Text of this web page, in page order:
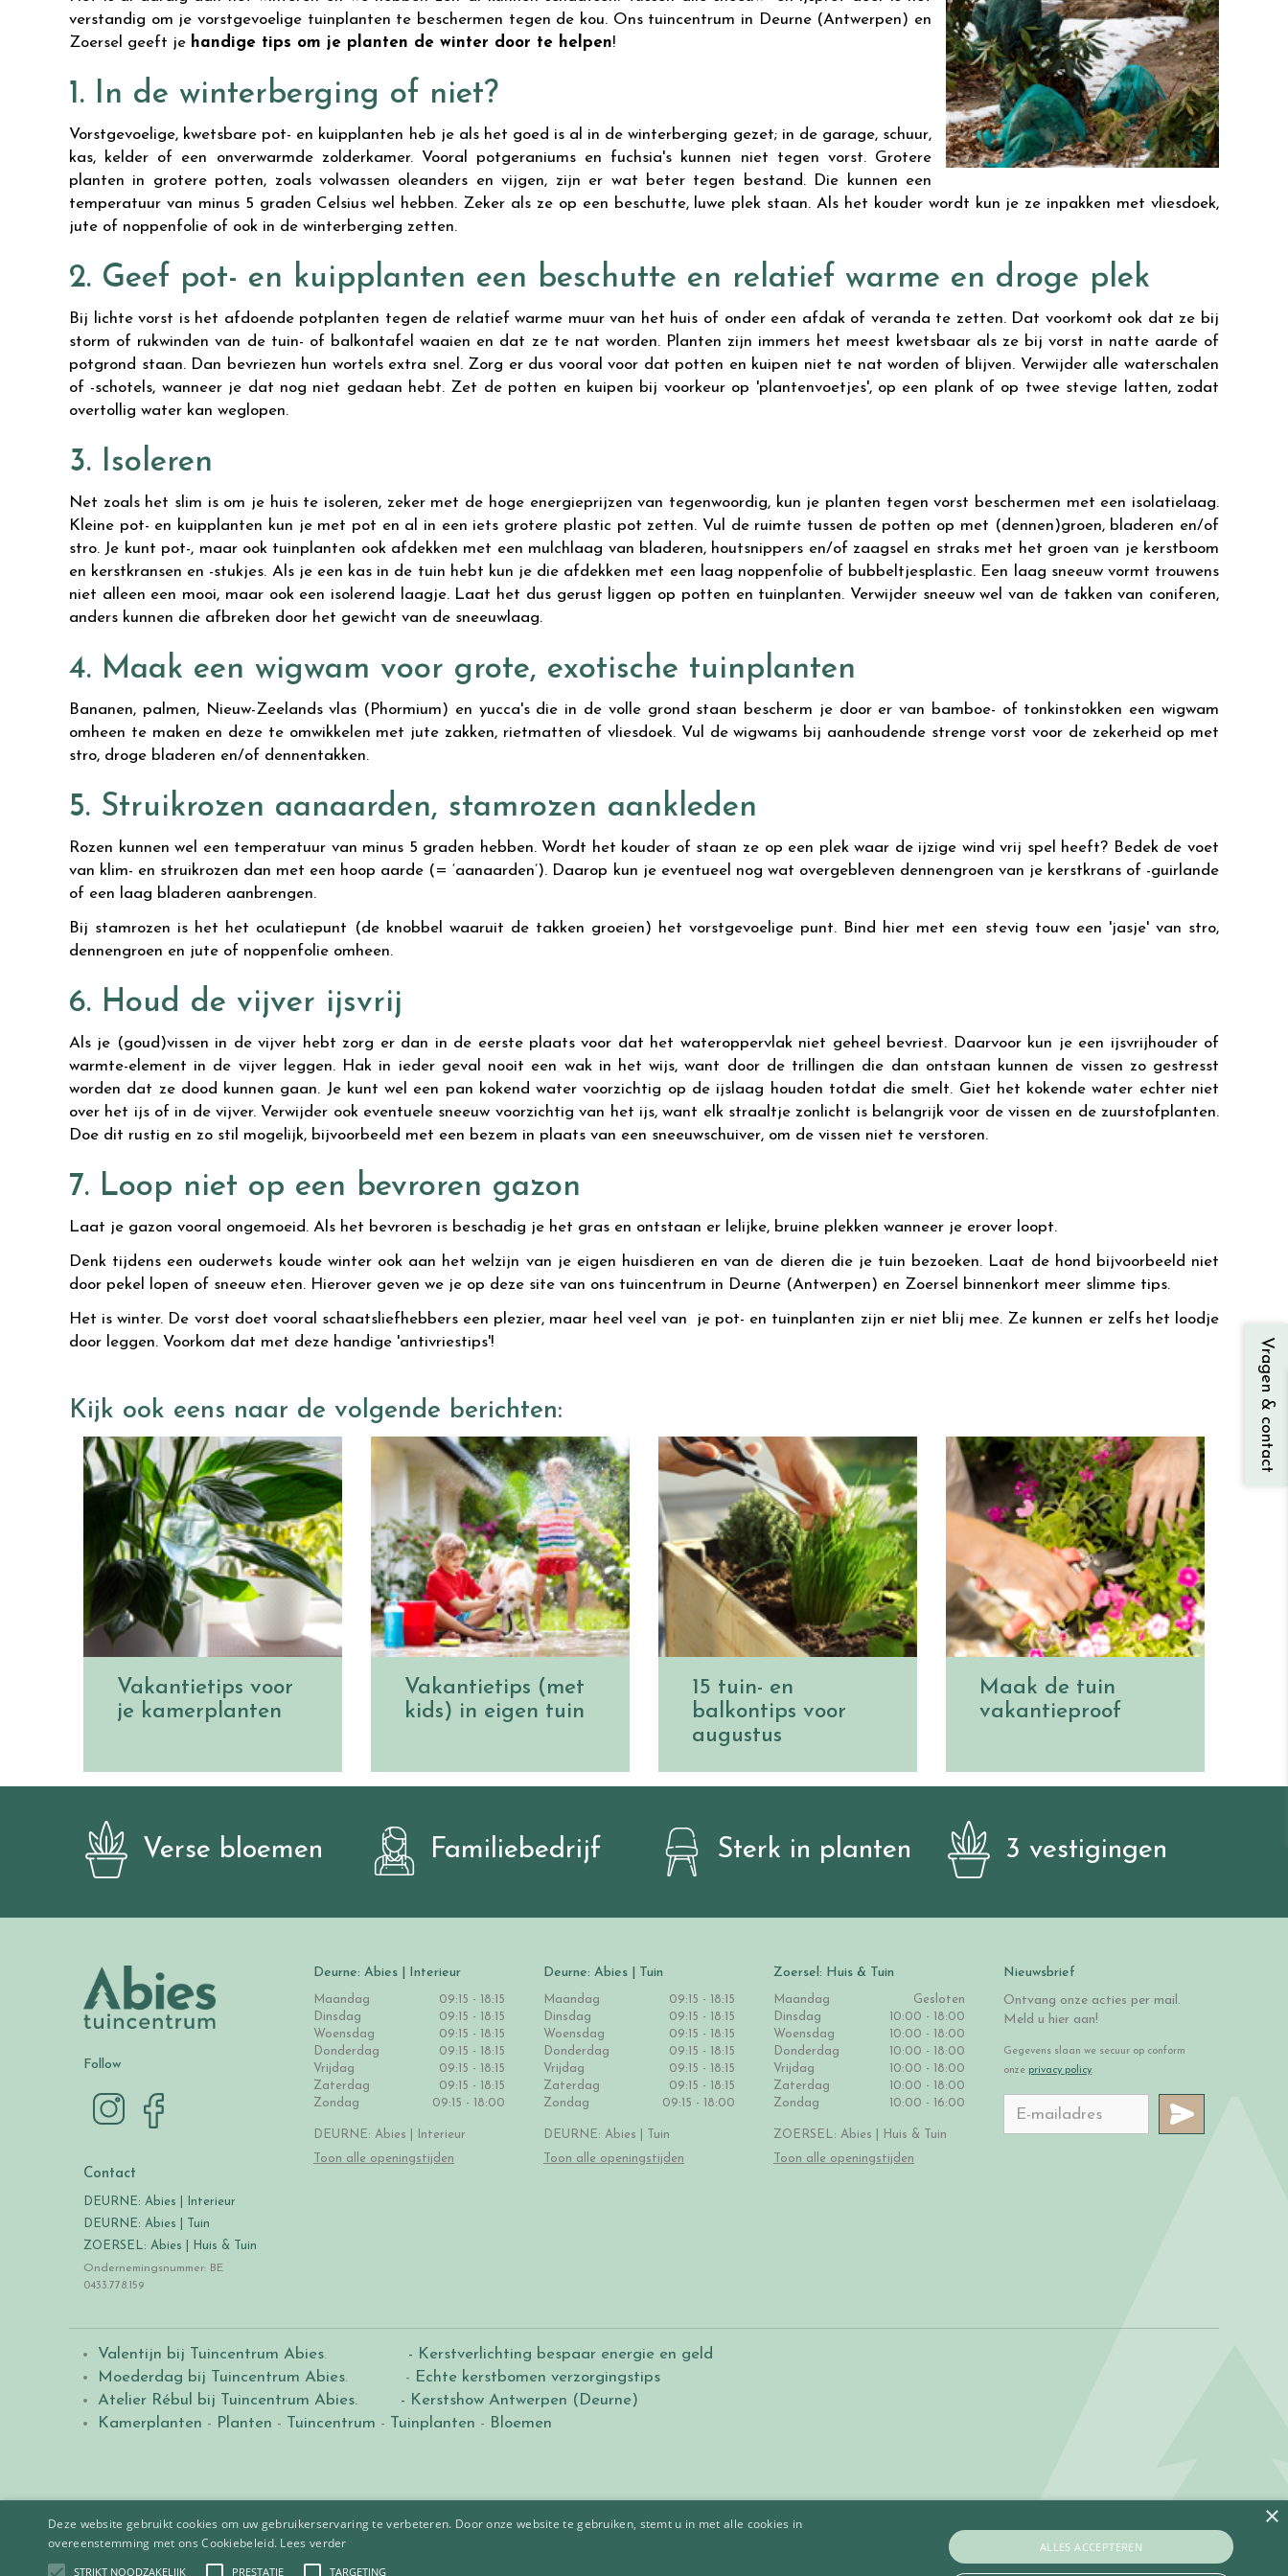
verstandig om je vorstgevoelige tuinplanten te beschermen tegen de kou. Ons tuincentrum in Deurne (Antwerpen) en
Zoersel geeft je handige tips om je planten de winter door te helpen!
1. In de winterberging of niet?
Vorstgevoelige, kwetsbare pot- en kuipplanten heb je als het goed is al in de winterberging gezet; in de garage, schuur,
kas, kelder of een onverwarmde zolderkamer. Vooral potgeraniums en fuchsia's kunnen niet tegen vorst. Grotere
planten in grotere potten, zoals volwassen oleanders en vijgen, zijn er wat beter tegen bestand. Die kunnen een
temperatuur van minus 5 graden Celsius wel hebben. Zeker als ze op een beschutte, luwe plek staan. Als het kouder wordt kun je ze inpakken met vliesdoek,
jute of noppenfolie of ook in de winterberging zetten.
2. Geef pot- en kuipplanten een beschutte en relatief warme en droge plek
Bij lichte vorst is het afdoende potplanten tegen de relatief warme muur van het huis of onder een afdak of veranda te zetten. Dat voorkomt ook dat ze bij
storm of rukwinden van de tuin- of balkontafel waaien en dat ze te nat worden. Planten zijn immers het meest kwetsbaar als ze bij vorst in natte aarde of
potgrond staan. Dan bevriezen hun wortels extra snel. Zorg er dus vooral voor dat potten en kuipen niet te nat worden of blijven. Verwijder alle waterschalen
of -schotels, wanneer je dat nog niet gedaan hebt. Zet de potten en kuipen bij voorkeur op 'plantenvoetjes', op een plank of op twee stevige latten, zodat
overtollig water kan weglopen.
3. Isoleren
Net zoals het slim is om je huis te isoleren, zeker met de hoge energieprijzen van tegenwoordig, kun je planten tegen vorst beschermen met een isolatielaag.
Kleine pot- en kuipplanten kun je met pot en al in een iets grotere plastic pot zetten. Vul de ruimte tussen de potten op met (dennen)groen, bladeren en/of
stro. Je kunt pot-, maar ook tuinplanten ook afdekken met een mulchlaag van bladeren, houtsnippers en/of zaagsel en straks met het groen van je kerstboom
en kerstkransen en -stukjes. Als je een kas in de tuin hebt kun je die afdekken met een laag noppenfolie of bubbeltjesplastic. Een laag sneeuw vormt trouwens
niet alleen een mooi, maar ook een isolerend laagje. Laat het dus gerust liggen op potten en tuinplanten. Verwijder sneeuw wel van de takken van coniferen,
anders kunnen die afbreken door het gewicht van de sneeuwlaag.
4. Maak een wigwam voor grote, exotische tuinplanten
Bananen, palmen, Nieuw-Zeelands vlas (Phormium) en yucca's die in de volle grond staan bescherm je door er van bamboe- of tonkinstokken een wigwam
omheen te maken en deze te omwikkelen met jute zakken, rietmatten of vliesdoek. Vul de wigwams bij aanhoudende strenge vorst voor de zekerheid op met
stro, droge bladeren en/of dennentakken.
5. Struikrozen aanaarden, stamrozen aankleden
Rozen kunnen wel een temperatuur van minus 5 graden hebben. Wordt het kouder of staan ze op een plek waar de ijzige wind vrij spel heeft? Bedek de voet
van klim- en struikrozen dan met een hoop aarde (= ‘aanaarden’). Daarop kun je eventueel nog wat overgebleven dennengroen van je kerstkrans of -guirlande
of een laag bladeren aanbrengen.
Bij stamrozen is het het oculatiepunt (de knobbel waaruit de takken groeien) het vorstgevoelige punt. Bind hier met een stevig touw een 'jasje' van stro,
dennengroen en jute of noppenfolie omheen.
6. Houd de vijver ijsvrij
Als je (goud)vissen in de vijver hebt zorg er dan in de eerste plaats voor dat het wateroppervlak niet geheel bevriest. Daarvoor kun je een ijsvrijhouder of
warmte-element in de vijver leggen. Hak in ieder geval nooit een wak in het wijs, want door de trillingen die dan ontstaan kunnen de vissen zo gestresst
worden dat ze dood kunnen gaan. Je kunt wel een pan kokend water voorzichtig op de ijslaag houden totdat die smelt. Giet het kokende water echter niet
over het ijs of in de vijver. Verwijder ook eventuele sneeuw voorzichtig van het ijs, want elk straaltje zonlicht is belangrijk voor de vissen en de zuurstofplanten.
Doe dit rustig en zo stil mogelijk, bijvoorbeeld met een bezem in plaats van een sneeuwschuiver, om de vissen niet te verstoren.
7. Loop niet op een bevroren gazon
Laat je gazon vooral ongemoeid. Als het bevroren is beschadig je het gras en ontstaan er lelijke, bruine plekken wanneer je erover loopt.
Denk tijdens een ouderwets koude winter ook aan het welzijn van je eigen huisdieren en van de dieren die je tuin bezoeken. Laat de hond bijvoorbeeld niet
door pekel lopen of sneeuw eten. Hierover geven we je op deze site van ons tuincentrum in Deurne (Antwerpen) en Zoersel binnenkort meer slimme tips.
Het is winter. De vorst doet vooral schaatsliefhebbers een plezier, maar heel veel van je pot- en tuinplanten zijn er niet blij mee. Ze kunnen er zelfs het loodje
door leggen. Voorkom dat met deze handige 'antivriestips'!
Kijk ook eens naar de volgende berichten:
Vakantietips voor
je kamerplanten
Vakantietips (met
kids) in eigen tuin
15 tuin- en
balkontips voor
augustus
Maak de tuin
vakantieproof
Verse bloemen Familiebedrijf Sterk in planten 3 vestigingen
Follow
Contact
DEURNE: Abies | Interieur
DEURNE: Abies | Tuin
ZOERSEL: Abies | Huis & Tuin
Ondernemingsnummer: BE
0433.778.159
Deurne: Abies | Interieur
Maandag
09:15 - 18:15
Dinsdag
09:15 - 18:15
Woensdag
09:15 - 18:15
Donderdag
09:15 - 18:15
Vrijdag
09:15 - 18:15
Zaterdag
09:15 - 18:15
Zondag
09:15 - 18:00
DEURNE: Abies | Interieur
Toon alle openingstijden
Deurne: Abies | Tuin
Maandag
09:15 - 18:15
Dinsdag
09:15 - 18:15
Woensdag
09:15 - 18:15
Donderdag
09:15 - 18:15
Vrijdag
09:15 - 18:15
Zaterdag
09:15 - 18:15
Zondag
09:15 - 18:00
DEURNE: Abies | Tuin
Toon alle openingstijden
Zoersel: Huis & Tuin
Maandag
Gesloten
Dinsdag
10:00 - 18:00
Woensdag
10:00 - 18:00
Donderdag
10:00 - 18:00
Vrijdag
10:00 - 18:00
Zaterdag
10:00 - 18:00
Zondag
10:00 - 16:00
ZOERSEL: Abies | Huis & Tuin
Toon alle openingstijden
Nieuwsbrief
Ontvang onze acties per mail.
Meld u hier aan!
Gegevens slaan we secuur op conform
onze privacy policy.
Valentijn bij Tuincentrum Abies.
- Kerstverlichting bespaar energie en geld
Moederdag bij Tuincentrum Abies. - Echte kerstbomen verzorgingstips
Atelier Rébul bij Tuincentrum Abies.
- Kerstshow Antwerpen (Deurne)
Kamerplanten - Planten - Tuincentrum - Tuinplanten - Bloemen
Vragen & contact
×
Deze website gebruikt cookies om uw gebruikerservaring te verbeteren. Door onze website te gebruiken, stemt u in met alle cookies in
overeenstemming met ons Cookiebeleid. Lees verder
STRIKT NOODZAKELIJK PRESTATIE TARGETING
ALLES ACCEPTEREN